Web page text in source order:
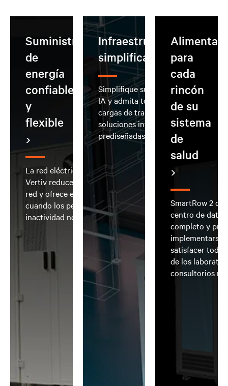
Suministro
de
energía
confiable
y
flexible
La red eléctrica EnergyCore de
Vertiv reduce la dependencia de la
red y ofrece energía confiable
cuando los periodos de
inactividad no son una opción
Infraestructura de IA
simplificada
Simplifique su implementación de
IA y admita todo el espectro de
cargas de trabajo de IA con
soluciones integradas y
prediseñadas
para
cada
rincón
de su
sistema
de
salud
SmartRow 2 de
centro de
completo y
implementarse
satisfacer
de los
consultorios